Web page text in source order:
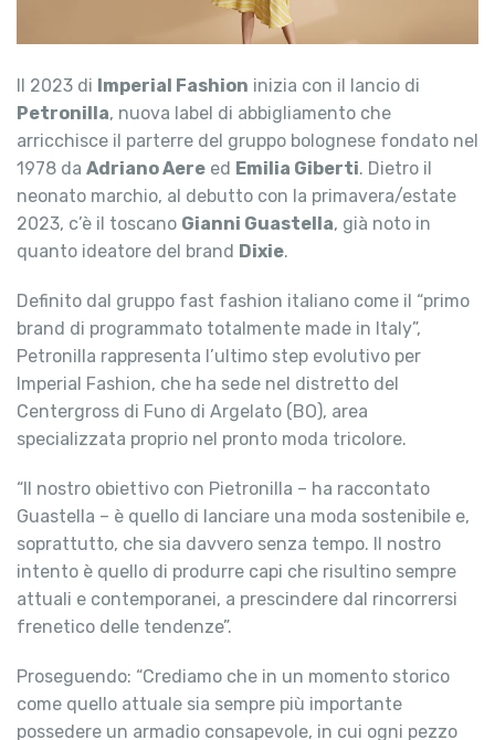
Il 2023 di Imperial Fashion inizia con il lancio di
Petronilla, nuova label di abbigliamento che
arricchisce il parterre del gruppo bolognese fondato nel
1978 da Adriano Aere ed Emilia Giberti. Dietro il
neonato marchio, al debutto con la primavera/estate
2023, c’è il toscano Gianni Guastella, già noto in
quanto ideatore del brand Dixie.
Definito dal gruppo fast fashion italiano come il “primo
brand di programmato totalmente made in Italy”,
Petronilla rappresenta l’ultimo step evolutivo per
Imperial Fashion, che ha sede nel distretto del
Centergross di Funo di Argelato (BO), area
specializzata proprio nel pronto moda tricolore.
“Il nostro obiettivo con Pietronilla – ha raccontato
Guastella – è quello di lanciare una moda sostenibile e,
soprattutto, che sia davvero senza tempo. Il nostro
intento è quello di produrre capi che risultino sempre
attuali e contemporanei, a prescindere dal rincorrersi
frenetico delle tendenze”.
Proseguendo: “Crediamo che in un momento storico
come quello attuale sia sempre più importante
possedere un armadio consapevole, in cui ogni pezzo